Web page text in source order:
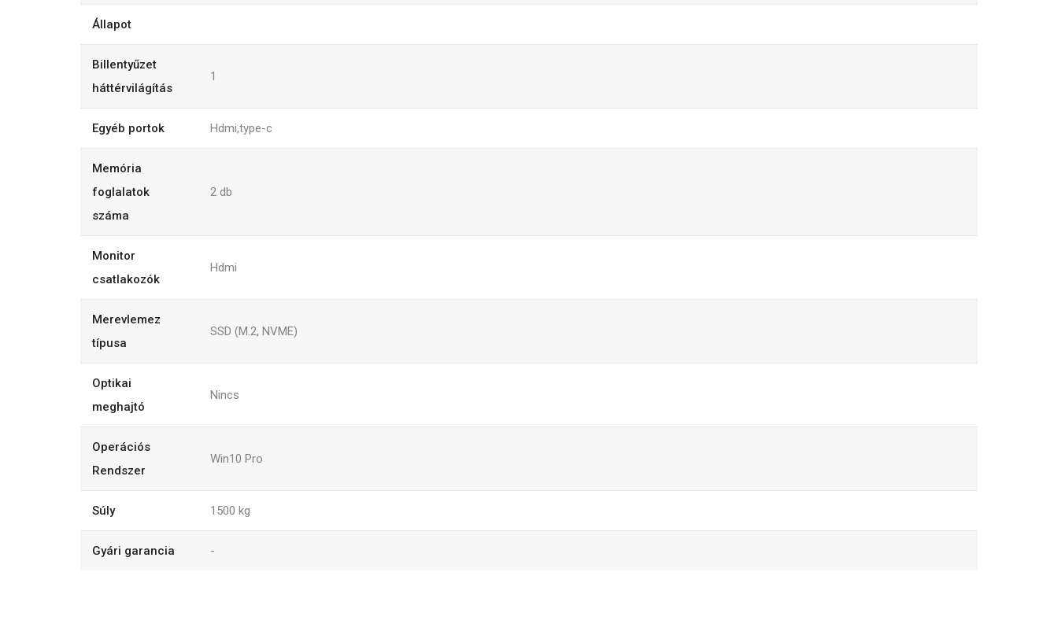
Állapot
Billentyűzet
háttérvilágítás
1
Egyéb portok Hdmi,type-c
Memória
foglalatok
száma
2 db
Monitor
csatlakozók
Hdmi
Merevlemez
típusa
SSD (M.2, NVME)
Optikai
meghajtó
Nincs
Operációs
Rendszer
Win10 Pro
Súly 1500 kg
Gyári garancia -